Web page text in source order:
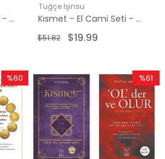
Kısmet - El Vedud Seti - 2 Kitap Takım - Hediye: Muhabbet Duaları
Tuğçe Işınsu
Kısmet - El Cami Seti - 2 Kitap Takım - Hediye: Muhabbet Duaları
$19.99
$51.82
%60
İndirim
%60İndirim
%61
İndirim